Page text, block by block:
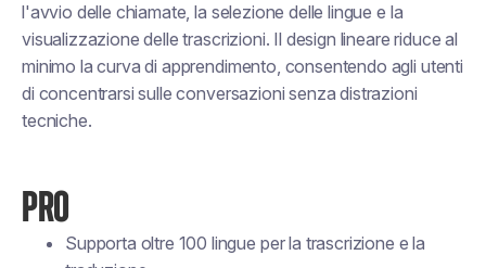
l'avvio delle chiamate, la selezione delle lingue e la
visualizzazione delle trascrizioni. Il design lineare riduce al
minimo la curva di apprendimento, consentendo agli utenti
di concentrarsi sulle conversazioni senza distrazioni
tecniche.
PRO
Supporta oltre 100 lingue per la trascrizione e la